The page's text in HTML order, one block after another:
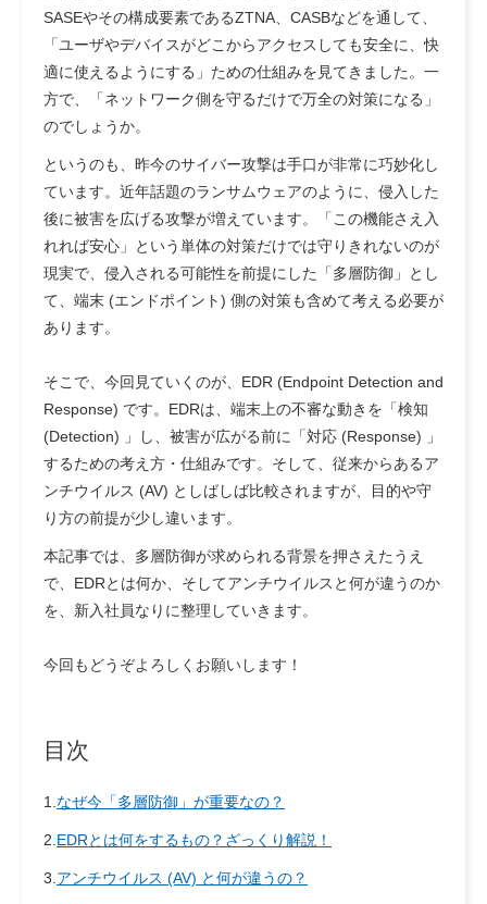
SASEやその構成要素であるZTNA、CASBなどを通して、
「ユーザやデバイスがどこからアクセスしても安全に、快
適に使えるようにする」ための仕組みを見てきました。一
方で、「ネットワーク側を守るだけで万全の対策になる」
のでしょうか。
というのも、昨今のサイバー攻撃は手口が非常に巧妙化し
ています。近年話題のランサムウェアのように、侵入した
後に被害を広げる攻撃が増えています。「この機能さえ入
れれば安心」という単体の対策だけでは守りきれないのが
現実で、侵入される可能性を前提にした「多層防御」とし
て、端末 (エンドポイント) 側の対策も含めて考える必要が
あります。
そこで、今回見ていくのが、EDR (Endpoint Detection and
Response) です。EDRは、端末上の不審な動きを「検知
(Detection) 」し、被害が広がる前に「対応 (Response) 」
するための考え方・仕組みです。そして、従来からあるア
ンチウイルス (AV) としばしば比較されますが、目的や守
り方の前提が少し違います。
本記事では、多層防御が求められる背景を押さえたうえ
で、EDRとは何か、そしてアンチウイルスと何が違うのか
を、新入社員なりに整理していきます。
今回もどうぞよろしくお願いします！
目次
1. なぜ今「多層防御」が重要なの？
2. EDRとは何をするもの？ざっくり解説！
3. アンチウイルス (AV) と何が違うの？